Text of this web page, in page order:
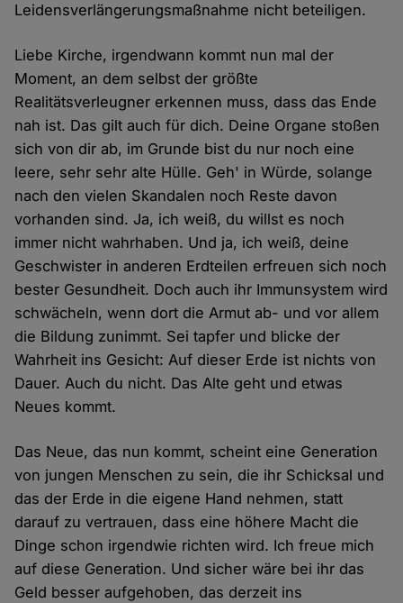
Leidensverlängerungsmaßnahme nicht beteiligen.
Liebe Kirche, irgendwann kommt nun mal der
Moment, an dem selbst der größte
Realitätsverleugner erkennen muss, dass das Ende
nah ist. Das gilt auch für dich. Deine Organe stoßen
sich von dir ab, im Grunde bist du nur noch eine
leere, sehr sehr alte Hülle. Geh' in Würde, solange
nach den vielen Skandalen noch Reste davon
vorhanden sind. Ja, ich weiß, du willst es noch
immer nicht wahrhaben. Und ja, ich weiß, deine
Geschwister in anderen Erdteilen erfreuen sich noch
bester Gesundheit. Doch auch ihr Immunsystem wird
schwächeln, wenn dort die Armut ab- und vor allem
die Bildung zunimmt. Sei tapfer und blicke der
Wahrheit ins Gesicht: Auf dieser Erde ist nichts von
Dauer. Auch du nicht. Das Alte geht und etwas
Neues kommt.
Das Neue, das nun kommt, scheint eine Generation
von jungen Menschen zu sein, die ihr Schicksal und
das der Erde in die eigene Hand nehmen, statt
darauf zu vertrauen, dass eine höhere Macht die
Dinge schon irgendwie richten wird. Ich freue mich
auf diese Generation. Und sicher wäre bei ihr das
Geld besser aufgehoben, das derzeit ins